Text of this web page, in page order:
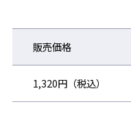
販売価格
1,320円（税込）